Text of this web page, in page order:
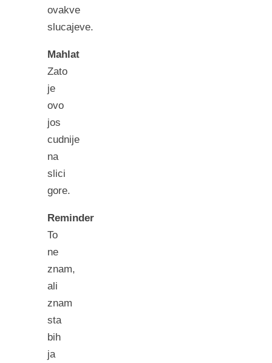
ovakve
slucajeve.
Mahlat
Zato
je
ovo
jos
cudnije
na
slici
gore.
Reminder
To
ne
znam,
ali
znam
sta
bih
ja